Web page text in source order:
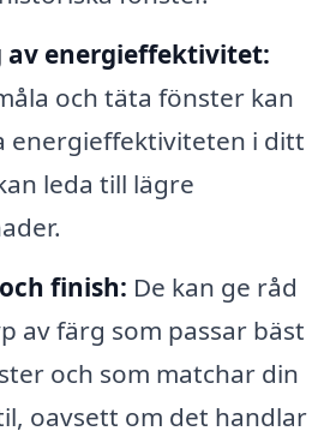
av energieffektivitet:
och täta fönster kan
energieffektiviteten i ditt
leda till lägre
finish: De kan ge råd
av färg som passar bäst
och som matchar din
oavsett om det handlar